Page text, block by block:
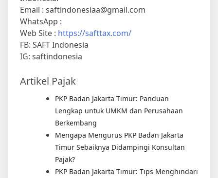
Email : saftindonesiaa@gmail.com
WhatsApp :
Web Site : https://safttax.com/
FB: SAFT Indonesia
IG: saftindonesia
Artikel Pajak
PKP Badan Jakarta Timur: Panduan
Lengkap untuk UMKM dan Perusahaan
Berkembang
Mengapa Mengurus PKP Badan Jakarta
Timur Sebaiknya Didampingi Konsultan
Pajak?
PKP Badan Jakarta Timur: Tips Menghindari